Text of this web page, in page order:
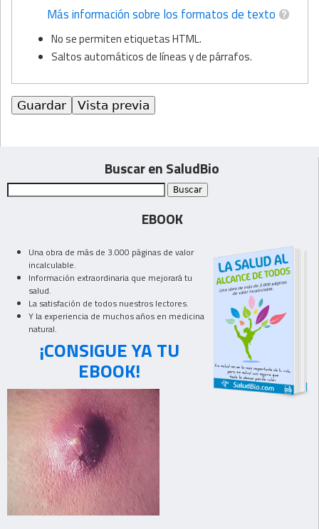
Más información sobre los formatos de texto
No se permiten etiquetas HTML.
Saltos automáticos de líneas y de párrafos.
Buscar en SaludBio
EBOOK
Una obra de más de 3.000 páginas de valor
incalculable.
Información extraordinaria que mejorará tu
salud.
La satisfación de todos nuestros lectores.
Y la experiencia de muchos años en medicina
natural.
¡CONSIGUE YA TU
EBOOK!